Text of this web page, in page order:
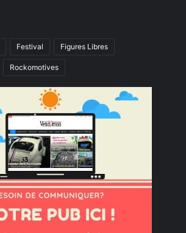
Festival Figures Libres
Rockomotives